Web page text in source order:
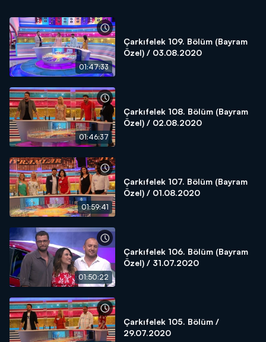
01:47:33
Çarkıfelek 109. Bölüm (Bayram
Özel) / 03.08.2020
01:46:37
Çarkıfelek 108. Bölüm (Bayram
Özel) / 02.08.2020
01:59:41
Çarkıfelek 107. Bölüm (Bayram
Özel) / 01.08.2020
01:50:22
Çarkıfelek 106. Bölüm (Bayram
Özel) / 31.07.2020
Çarkıfelek 105. Bölüm /
29.07.2020